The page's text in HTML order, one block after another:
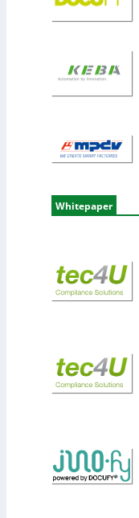
e
n
Whitepaper